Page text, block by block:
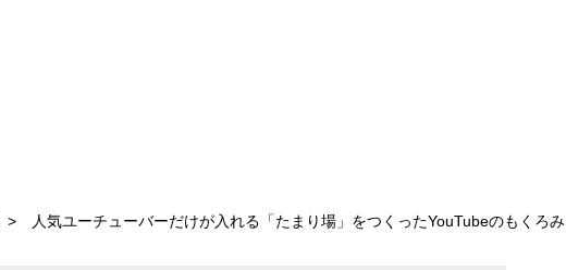
人気ユーチューバーだけが入れる「たまり場」をつくったYouTubeのもくろみ